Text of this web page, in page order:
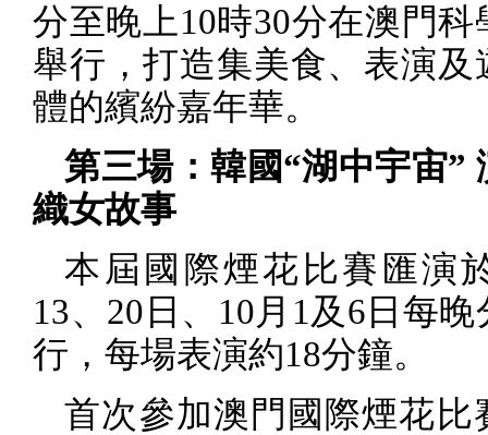
分至晚上 10時30分在澳門科
舉行，打造集美食、表演及
體的繽紛嘉年華。
第三場：韓國“湖中宇宙”
織女故事
本屆國際煙花比賽匯演
13、 20 日、 10月 1 及 6 日每
行，每場表演約18分鐘。
首次參加澳門國際煙花比